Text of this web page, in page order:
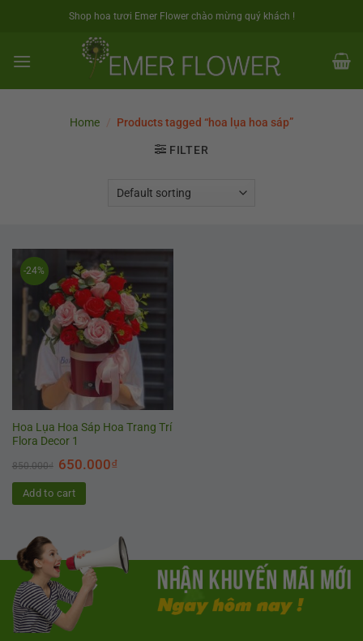
Shop hoa tươi Emer Flower chào mừng quý khách !
Home / Products tagged “hoa lụa hoa sáp”
FILTER
-24%
Hoa Lụa Hoa Sáp Hoa Trang Trí
Flora Decor 1
850.000₫ 650.000₫
Add to cart